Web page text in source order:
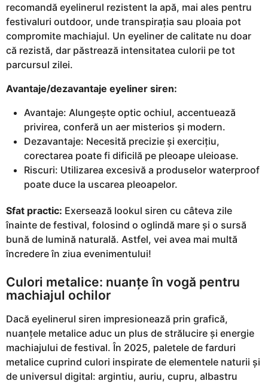
recomandă eyelinerul rezistent la apă, mai ales pentru
festivaluri outdoor, unde transpirația sau ploaia pot
compromite machiajul. Un eyeliner de calitate nu doar
că rezistă, dar păstrează intensitatea culorii pe tot
parcursul zilei.
Avantaje/dezavantaje eyeliner siren:
Avantaje: Alungește optic ochiul, accentuează
privirea, conferă un aer misterios și modern.
Dezavantaje: Necesită precizie și exercițiu,
corectarea poate fi dificilă pe pleoape uleioase.
Riscuri: Utilizarea excesivă a produselor waterproof
poate duce la uscarea pleoapelor.
Sfat practic: Exersează lookul siren cu câteva zile
înainte de festival, folosind o oglindă mare și o sursă
bună de lumină naturală. Astfel, vei avea mai multă
încredere în ziua evenimentului!
Culori metalice: nuanțe în vogă pentru
machiajul ochilor
Dacă eyelinerul siren impresionează prin grafică,
nuanțele metalice aduc un plus de strălucire și energie
machiajului de festival. În 2025, paletele de farduri
metalice cuprind culori inspirate de elementele naturii și
de universul digital: argintiu, auriu, cupru, albastru